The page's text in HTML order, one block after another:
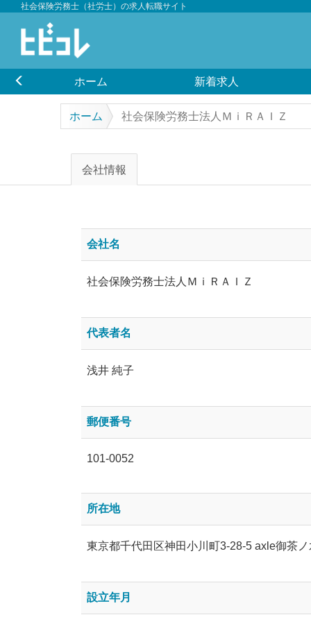
社会保険労務士（社労士）の求人転職サイト
ホーム 新着求人
ホーム 社会保険労務士法人ＭｉＲＡＩＺ
会社情報
会社名
社会保険労務士法人ＭｉＲＡＩＺ
代表者名
浅井 純子
郵便番号
101-0052
所在地
東京都千代田区神田小川町3-28-5 axle御茶ノ
設立年月